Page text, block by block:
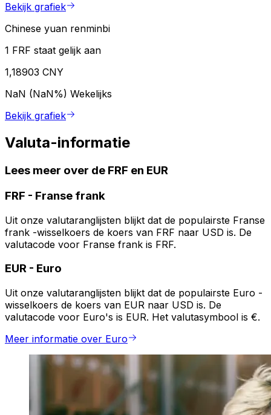
Bekijk grafiek
Chinese yuan renminbi
1 FRF staat gelijk aan
1,18903 CNY
NaN (NaN%) Wekelijks
Bekijk grafiek
Valuta-informatie
Lees meer over de FRF en EUR
FRF - Franse frank
Uit onze valutaranglijsten blijkt dat de populairste Franse
frank -wisselkoers de koers van FRF naar USD is. De
valutacode voor Franse frank is FRF.
EUR - Euro
Uit onze valutaranglijsten blijkt dat de populairste Euro -
wisselkoers de koers van EUR naar USD is. De
valutacode voor Euro's is EUR. Het valutasymbool is €.
Meer informatie over Euro